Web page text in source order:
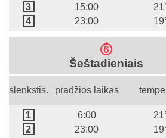
3
4
15:00
23:00
6
Šeštadieniais
slenkstis. pradžios laikas
1
2
6:00
23:00